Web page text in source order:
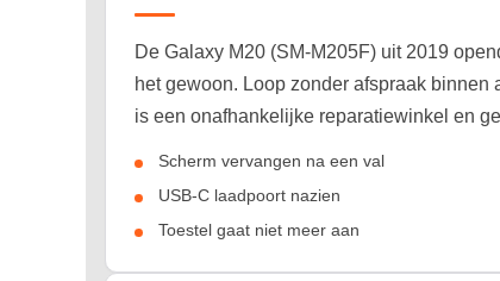
De Galaxy M20 (SM-M205F) uit 2019
het gewoon. Loop zonder afspraak
is een onafhankelijke reparatiewinkel en
Scherm vervangen na een val
USB-C laadpoort nazien
Toestel gaat niet meer aan